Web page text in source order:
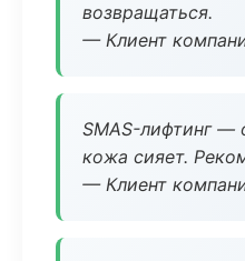
возвращаться.
— Клиент
SMAS-лифтинг —
кожа сияет.
— Клиент